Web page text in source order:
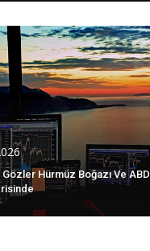
Hürmüz Boğazı Ve ABD